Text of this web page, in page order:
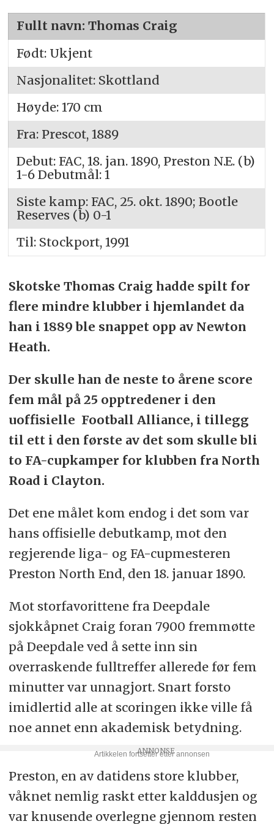
Fullt navn: Thomas Craig
Født: Ukjent
Nasjonalitet: Skottland
Høyde: 170 cm
Fra: Prescot, 1889
Debut: FAC, 18. jan. 1890, Preston N.E. (b)
1-6 Debutmål: 1
Siste kamp: FAC, 25. okt. 1890; Bootle
Reserves (b) 0-1
Til: Stockport, 1991
Skotske Thomas Craig hadde spilt for
flere mindre klubber i hjemlandet da
han i 1889 ble snappet opp av Newton
Heath.
Der skulle han de neste to årene score
fem mål på 25 opptredener i den
uoffisielle Football Alliance, i tillegg
til ett i den første av det som skulle bli
to FA-cupkamper for klubben fra North
Road i Clayton.
Det ene målet kom endog i det som var
hans offisielle debutkamp, mot den
regjerende liga- og FA-cupmesteren
Preston North End, den 18. januar 1890.
Mot storfavorittene fra Deepdale
sjokkåpnet Craig foran 7900 fremmøtte
på Deepdale ved å sette inn sin
overraskende fulltreffer allerede før fem
minutter var unnagjort. Snart forsto
imidlertid alle at scoringen ikke ville få
noe annet enn akademisk betydning.
Preston, en av datidens store klubber,
våknet nemlig raskt etter kalddusjen og
var knusende overlegne gjennom resten